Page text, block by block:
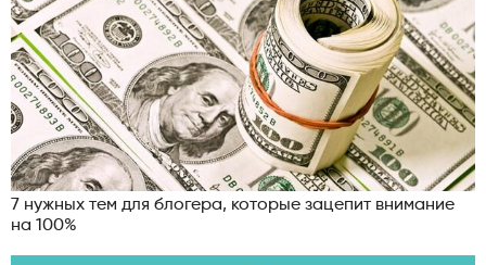
7 нужных тем для блогера, которые зацепит внимание
на 100%